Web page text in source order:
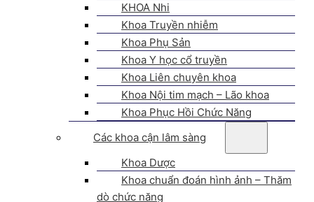
KHOA Nhi
Khoa Truyền nhiễm
Khoa Phụ Sản
Khoa Y học cổ truyền
Khoa Liên chuyên khoa
Khoa Nội tim mạch – Lão khoa
Khoa Phục Hồi Chức Năng
Các khoa cận lâm sàng
Khoa Dược
Khoa chuẩn đoán hình ảnh – Thăm
dò chức năng